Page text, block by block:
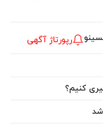
رپورتاژ آگهی